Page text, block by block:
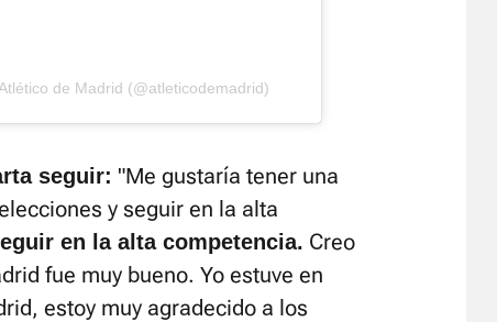
de Madrid (@atleticodemadrid)
seguir: "Me gustaría tener una
y seguir en la alta
en la alta competencia. Creo
fue muy bueno. Yo estuve en
estoy muy agradecido a los